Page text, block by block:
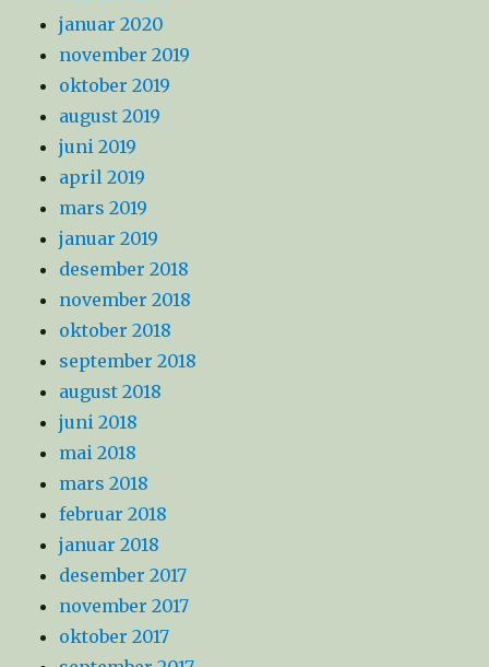
januar 2020
november 2019
oktober 2019
august 2019
juni 2019
april 2019
mars 2019
januar 2019
desember 2018
november 2018
oktober 2018
september 2018
august 2018
juni 2018
mai 2018
mars 2018
februar 2018
januar 2018
desember 2017
november 2017
oktober 2017